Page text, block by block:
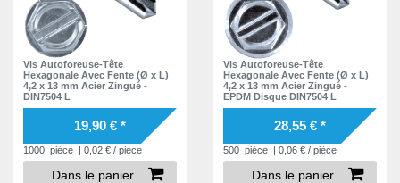
Vis Autoforeuse-Tête
Hexagonale Avec Fente (Ø x L)
4,2 x 13 mm Acier Zingué -
DIN7504 L
19,90 € *
1000 pièce | 0,02 € / pièce
Dans le panier
Vis Autoforeuse-Tête
Hexagonale Avec Fente (Ø x L)
4,2 x 13 mm Acier Zingué -
EPDM Disque DIN7504 L
28,55 € *
500 pièce | 0,06 € / pièce
Dans le panier